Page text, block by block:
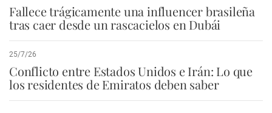
Fallece trágicamente una influencer brasileña
tras caer desde un rascacielos en Dubái
25/7/26
Conflicto entre Estados Unidos e Irán: Lo que
los residentes de Emiratos deben saber